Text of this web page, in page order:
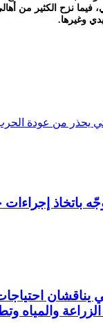
فيما نزح الكثير من
وغيرها.
يحذر من عودة الحرب
باتخاذ
يناقشان
والمياه